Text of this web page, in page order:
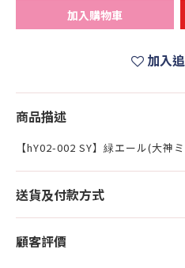
加入購物車
加入
商品描述
【hY02-002 SY】緑エール(大神
送貨及付款方式
顧客評價